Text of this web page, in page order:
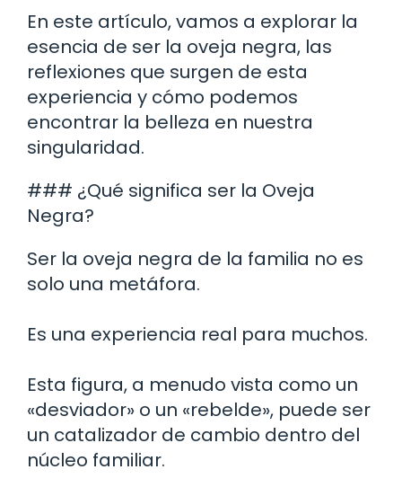
En este artículo, vamos a explorar la
esencia de ser la oveja negra, las
reflexiones que surgen de esta
experiencia y cómo podemos
encontrar la belleza en nuestra
singularidad.
### ¿Qué significa ser la Oveja
Negra?
Ser la oveja negra de la familia no es
solo una metáfora.
Es una experiencia real para muchos.
Esta figura, a menudo vista como un
«desviador» o un «rebelde», puede ser
un catalizador de cambio dentro del
núcleo familiar.